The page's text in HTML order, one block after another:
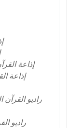
إذاعة
إذاعة
راديو القرآن
راديو